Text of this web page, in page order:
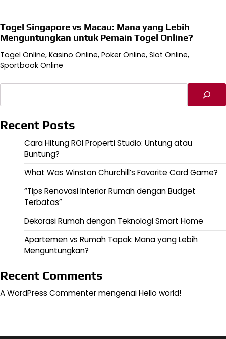
Togel Singapore vs Macau: Mana yang Lebih
Menguntungkan untuk Pemain Togel Online?
Togel Online, Kasino Online, Poker Online, Slot Online,
Sportbook Online
Recent Posts
Cara Hitung ROI Properti Studio: Untung atau
Buntung?
What Was Winston Churchill’s Favorite Card Game?
“Tips Renovasi Interior Rumah dengan Budget
Terbatas”
Dekorasi Rumah dengan Teknologi Smart Home
Apartemen vs Rumah Tapak: Mana yang Lebih
Menguntungkan?
Recent Comments
A WordPress CommentermengenaiHello world!